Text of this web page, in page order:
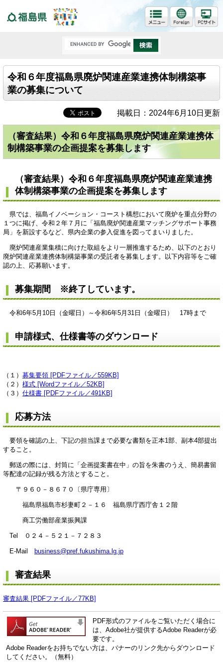
令和６年度福島県廃炉関連産業連携体制構築事
業の募集について
掲載日：2024年6月10日更新
（審査結果）令和６年度福島県廃炉関連産業連携体
制構築事業の企画提案を募集します
（審査結果）令和６年度福島県廃炉関連産業連携
体制構築事業の企画提案を募集します
県では、福島イノベーション・コースト構想において廃炉を重点分野の
１つに掲げ、令和２年７月に「福島廃炉関連産業マッチングサポート事務
局」を新設するなど、県内企業の参入促進を図ってまいりました。
廃炉関連産業集積に向けた取組をより一層推進するため、以下のとおり
廃炉関連産業連携体制構築事業の受託者を募集します。以下内容等をご確
認の上、応募願います。
募集期間 ※終了しています。
令和6年5月10日（金曜日）～令和6年5月31日（金曜日） 17時まで
申請様式、仕様書等のダウンロード
（１） 募集要領 [PDFファイル／559KB]
（２） 様式 [Wordファイル／52KB]
（３） 仕様書 [PDFファイル／491KB]
応募方法
要領を確認の上、下記の担当課まで必要な書類を正本1部、副本4部提出
すること。
郵送の際には、封筒に「企画提案書在中」の旨を朱書のうえ、簡易書留
等配達の記録が残る方法とすること。
〒９６０－８６７０〔県庁専用〕
福島県福島市杉妻町２－１６ 福島県庁西庁舎１２階
商工労働部産業振興課
Tel ０２４－５２１－７２８３
E-Mail business@pref.fukushima.lg.jp
審査結果
審査結果 [PDFファイル／77KB]
PDF形式のファイルをご覧いただく場合に
は、Adobe社が提供するAdobe Readerが必
要です。
Adobe Readerをお持ちでない方は、バナーのリンク先からダウンロード
してください。（無料）